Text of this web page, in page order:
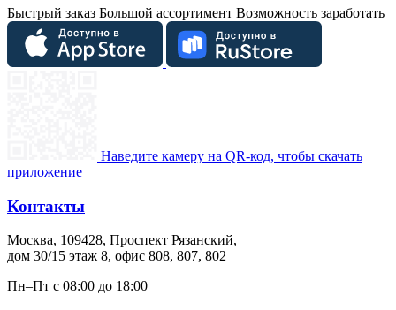
Быстрый заказ Большой ассортимент Возможность заработать
Наведите камеру на QR-код, чтобы скачать
приложение
Контакты
Москва, 109428, Проспект Рязанский,
дом 30/15 этаж 8, офис 808, 807, 802
Пн–Пт с 08:00 до 18:00